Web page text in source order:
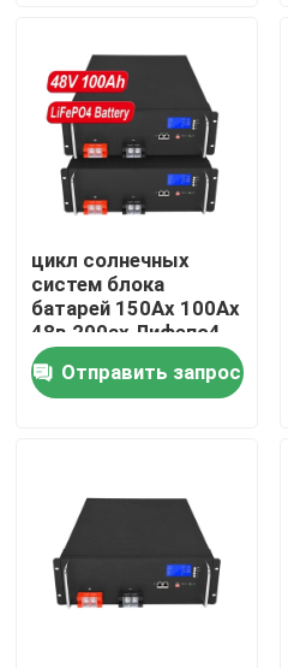
О нас
Экскурсия по заводу
Контроль качества
Свяжитесь с нами
Новости
Домашняя батарея Lifepo4
цикл солнечных
систем блока
батарей 150Ах 100Ах
48в 200ах Лифепо4
глубокий
перезаряжаемые
Отправить запрос